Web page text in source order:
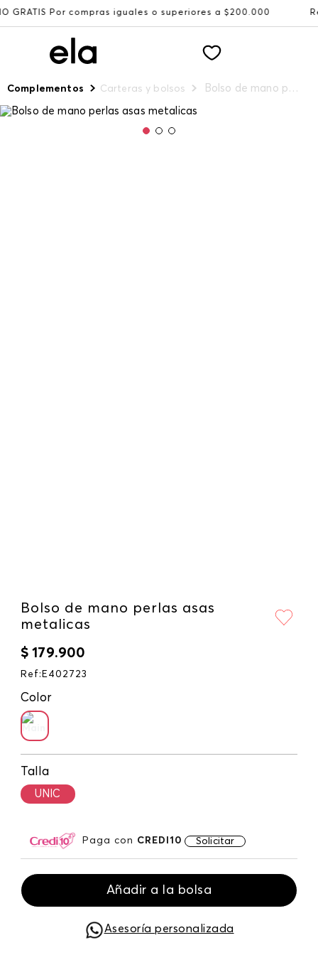
compras iguales o superiores a $200.000 Recibe:
Complementos Carteras y bolsos Bolso de mano perlas asas metalicas
Bolso de mano perlas asas
metalicas
$ 179.900
Ref : E402723
Color
Talla
UNIC
Paga con CREDI10 Solicitar
Añadir a la bolsa
Asesoría personalizada